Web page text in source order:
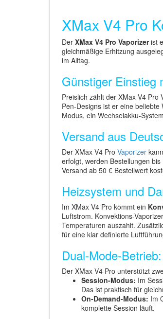
XMax V4 Pro
Der XMax V4 Pro Vaporizerist
gleichmäßige Erhitzung
im Alltag.
Günstiger Einstieg
Preislich zählt der XMax V4 Pro
Pen-Designs ist er eine
Modus, ein Wechselakku-
Versand aus
Der XMax V4 Pro Vaporizer
erfolgt, werden Bestellungen
Versand ab 50 € Bestellwert
Heizsystem und
Im XMax V4 Pro kommt ein
Luftstrom. Konvektions-
Temperaturen auszahlt.
für eine klar definierte
Dual-Mode-
Der XMax V4 Pro unterstützt
Session-Modus: Im
Das ist praktisch für
On-Demand-Modus: Im
komplette Session läuft.